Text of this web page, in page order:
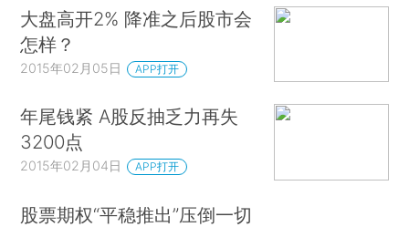
大盘高开2% 降准之后股市会
怎样？
2015年02月05日 APP打开
年尾钱紧 A股反抽乏力再失
3200点
2015年02月04日 APP打开
股票期权“平稳推出”压倒一切